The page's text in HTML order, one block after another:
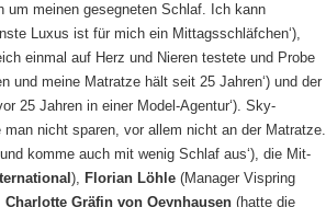
um meinen gesegneten Schlaf. Ich kann
Luxus ist für mich ein Mittagsschläfchen‘),
einmal auf Herz und Nieren testete und Probe
und meine Matratze hält seit 25 Jahren‘) und der
25 Jahren in einer Model-Agentur‘). Sky-
nicht sparen, vor allem nicht an der Matratze.
komme auch mit wenig Schlaf aus‘), die Mit-
), Florian Löhle(Manager Vispring
Charlotte Gräfin von Oeynhausen(hatte die